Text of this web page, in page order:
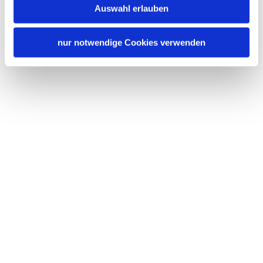
Auswahl erlauben
nur notwendige Cookies verwenden